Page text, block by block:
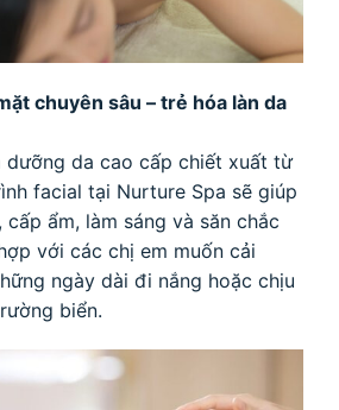
chuyên sâu – trẻ hóa làn da
dưỡng da cao cấp chiết xuất từ
facial tại Nurture Spa sẽ giúp
cấp ẩm, làm sáng và săn chắc
với các chị em muốn cải
ngày dài đi nắng hoặc chịu
biển.